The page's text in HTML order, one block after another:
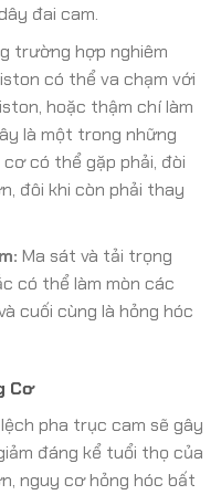
đai cam.
trường hợp nghiêm
có thể va chạm với
hoặc thậm chí làm
là một trong những
có thể gặp phải, đòi
đôi khi còn phải thay
Ma sát và tải trọng
có thể làm mòn các
cuối cùng là hỏng hóc
Cơ
pha trục cam sẽ gây
đáng kể tuổi thọ của
nguy cơ hỏng hóc bất